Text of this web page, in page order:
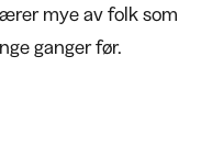
mye av folk som
ganger før.